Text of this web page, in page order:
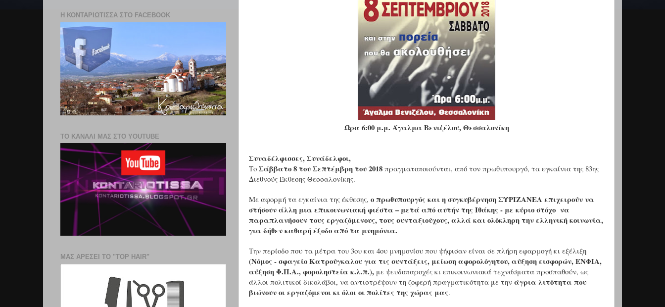
Ώρα 6:00 μ.μ. Άγαλμα Βενιζέλου, Θεσσαλονίκη
Συναδέλφισσες, Συνάδελφοι,
Το Σάββατο 8 του Σεπτέμβρη του 2018 πραγματοποιούνται, από τον πρωθυπουργό, τα εγκαίνια της 83ης
Διεθνούς Έκθεσης Θεσσαλονίκης.
Με αφορμή τα εγκαίνια της έκθεσης, ο πρωθυπουργός και η συγκυβέρνηση ΣΥΡΙΖΑΝΕΛ επιχειρούν να
στήσουν άλλη μια επικοινωνιακή φιέστα – μετά από αυτήν της Ιθάκης - με κύριο στόχο να
παραπλανήσουν τους εργαζόμενους, τους συνταξιούχους, αλλά και ολόκληρη την ελληνική κοινωνία,
για δήθεν καθαρή έξοδο από τα μνημόνια.
Την περίοδο που τα μέτρα του 3ου και 4ου μνημονίου που ψήφισαν είναι σε πλήρη εφαρμογή κι εξέλιξη
(Νόμος - σφαγείο Κατρούγκαλου για τις συντάξεις, μείωση αφορολόγητου, αύξηση εισφορών, ΕΝΦΙΑ,
αύξηση Φ.Π.Α., φοροληστεία κ.λ.π.), με ψευδοπαροχές κι επικοινωνιακά τεχνάσματα προσπαθούν, ως
άλλοι πολιτικοί δικολάβοι, να αντιστρέψουν τη ζοφερή πραγματικότητα με την άγρια λιτότητα που
βιώνουν οι εργαζόμενοι κι όλοι οι πολίτες της χώρας μας.
Η ΚΟΝΤΑΡΙΩΤΙΣΣΑ ΣΤΟ FACEBOOK
ΤΟ ΚΑΝΑΛΙ ΜΑΣ ΣΤΟ YOUTUBE
ΜΑΣ ΑΡΕΣΕΙ ΤΟ "TOP HAIR"